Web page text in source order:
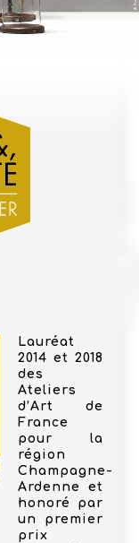
Lauréat
2014 et 2018
des
Ateliers
d’Art de
France
pour la
région
Champagne-
Ardenne et
honoré par
un premier
prix